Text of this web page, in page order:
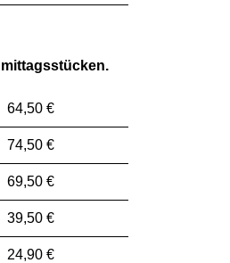
64,50 €
74,50 €
69,50 €
39,50 €
24,90 €